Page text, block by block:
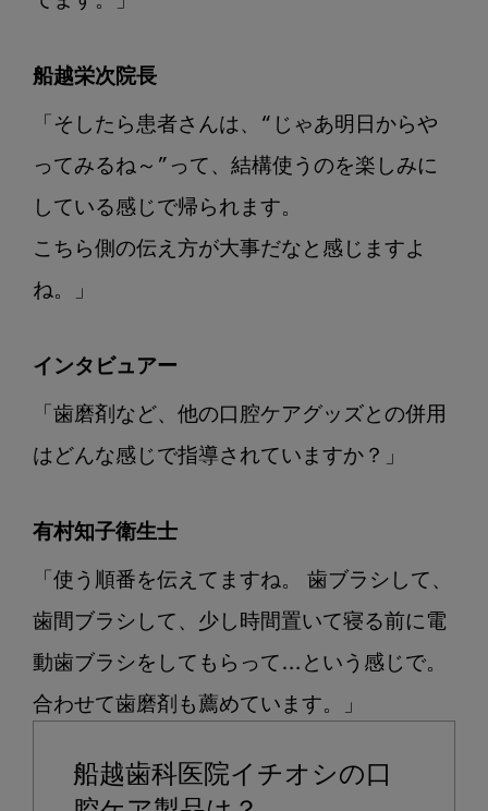
船越栄次院長
「そしたら患者さんは、“じゃあ明日からや
ってみるね～”って、結構使うのを楽しみに
している感じで帰られます。
こちら側の伝え方が大事だなと感じますよ
ね。」
インタビュアー
「歯磨剤など、他の口腔ケアグッズとの併用
はどんな感じで指導されていますか？」
有村知子衛生士
「使う順番を伝えてますね。 歯ブラシして、
歯間ブラシして、少し時間置いて寝る前に電
動歯ブラシをしてもらって…という感じで。
合わせて歯磨剤も薦めています。」
船越歯科医院イチオシの口